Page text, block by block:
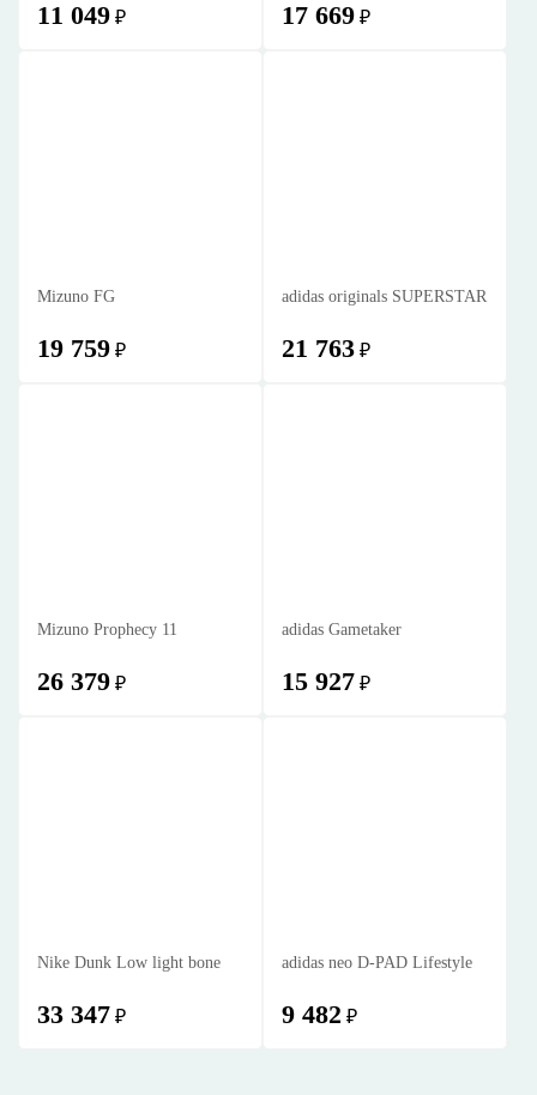
11 049 ₽ 17 669 ₽
Mizuno FG
19 759 ₽
adidas originals SUPERSTAR
21 763 ₽
Mizuno Prophecy 11
26 379 ₽
adidas Gametaker
15 927 ₽
Nike Dunk Low light bone
33 347 ₽
adidas neo D-PAD Lifestyle
9 482 ₽